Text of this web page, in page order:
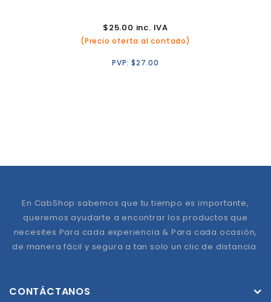
$25.00 inc. IVA
(Precio oferta al contado)
PVP:$27.00
En CabShop sabemos que tu tiempo es importante,
queremos ayudarte a encontrar los productos que
necesites Para cada experiencia & Para cada ocasión,
de manera fácil y segura a tan solo un clic de distancia.
CONTÁCTANOS